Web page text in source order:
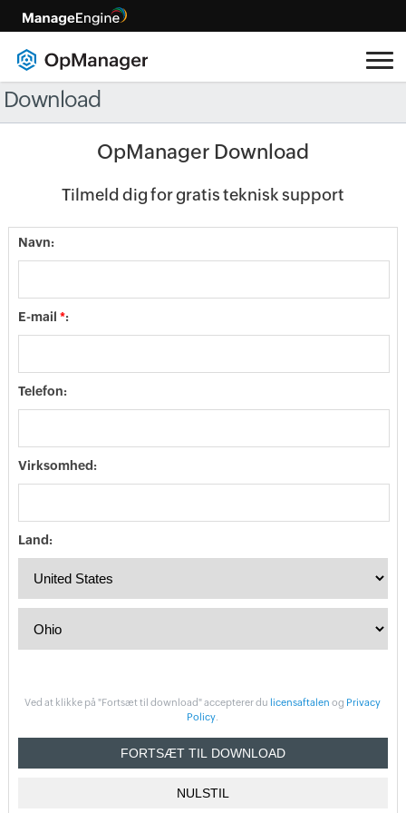
Download
OpManager Download
Tilmeld dig for gratis teknisk support
Navn:
E-mail *:
Telefon:
Virksomhed:
Land:
Ved at klikke på "Fortsæt til download" accepterer du licensaftalen og Privacy
Policy